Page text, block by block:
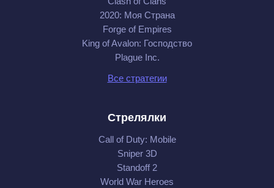
2020: Моя Cтрана
Forge of Empires
King of Avalon: Господство
Plague Inc.
Все стратегии
Стрелялки
Call of Duty: Mobile
Sniper 3D
Standoff 2
World War Heroes